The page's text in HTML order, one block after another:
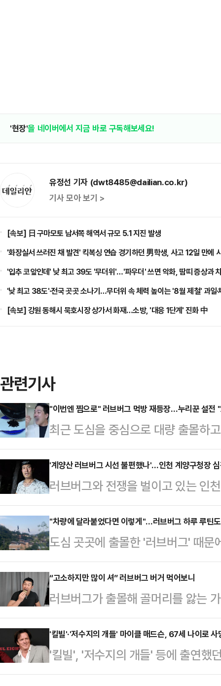
'현장'을 네이버에서 지금 바로 구독해보세요!
유정선 기자 (dwt8485@dailian.co.kr)
기사 모아 보기 >
[속보] 日 구마모토 남서쪽 해역서 규모 5.1 지진 발생
'화장실서 쓰러진 채 발견' 킥복싱 연습 경기하던 男학생, 사고 12일 만에
'입추 코앞인데' 낮 최고 39도 '무더위'…'파우더' 쓰면 악화, 땀띠 증상과
'낮 최고 38도'·전국 곳곳 소나기…무더위 속 체력 높이는 '8월 제철' 과일·
[속보] 강원 동해시 묵호시장 상가서 화재…소방, '대응 1단계' 진화 中
관련기사
"이번엔 찜으로" 러브버그 먹방 재등장…누리꾼 설
최근 도심을 중심으로 대량 출몰하
는 이들이 많아지고 있는 가운데,
두고 설전이 벌어지고 있다.156만
퐝'은 3일 '러브버그를 퇴치하고 먹
터팡은 생물을 채집하고 요리하는
족대와 포획틀로 잡은 뒤 먹는 영상
한밤중 인천 계양산에 오른 뒤, 상
에 붙어 있는 러브버…
'계양산 러브버그 시선 불편했나'…인천 계양구청장
러브버그와 전쟁을 벌이고 있는 인
서 이목이 쏠리고 있는 가운데, 윤
윤환 구청장은 2일 계양구청에서
참을 줄도 알아야 된다고 생각한다
그런지 몰라도 러브버그가 모여 살
발생한 상황이라 대응하기에 한계
브버그의 '러'자만 나와도 잠을 못
그가 익충이고 토…
"차량에 달라붙었다면 이렇게"…러브버그 하루 루틴
도심 곳곳에 출몰한 '러브버그' 때
브버그'의 원래 이름은 붉은등우단
수가 폭증하며, 대도시를 중심으로
일본 오키나와 등 아열대 기후 지
내에 출몰하고 있다.러브버그는 보
생한다. 이후, 가을장마가 지나간 9
하게 반응하는 특성이 있어 따뜻한
사이에 가장 …
“고소하지만 많이 셔” 러브버그 버거 먹어보니
러브버그가 출몰해 골머리를 앓는
다.유튜버 ‘이충근’은 지난달 30일
를 집에 가져와 냉동 보관한 뒤 달
만들었다. 해당 영상은 1일 기준
거를 먹은 그는 “산에서 맡은 냄새
'킬빌'·'저수지의 개들' 마이클 매드슨, 67세 나이로 사
'킬빌', '저수지의 개들' 등에 출연했
향년 67세.3일(현지시간) AP통신